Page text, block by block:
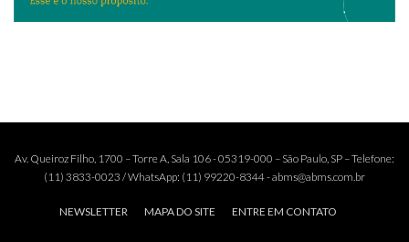
Av. Queiroz Filho, 1700 – Torre A, Sala 106 - 05319-000 – São Paulo, SP – Telefone:
(11) 3833-0023 / WhatsApp: (11) 99220-8344 - abms@abms.com.br
NEWSLETTER MAPA DO SITE ENTRE EM CONTATO